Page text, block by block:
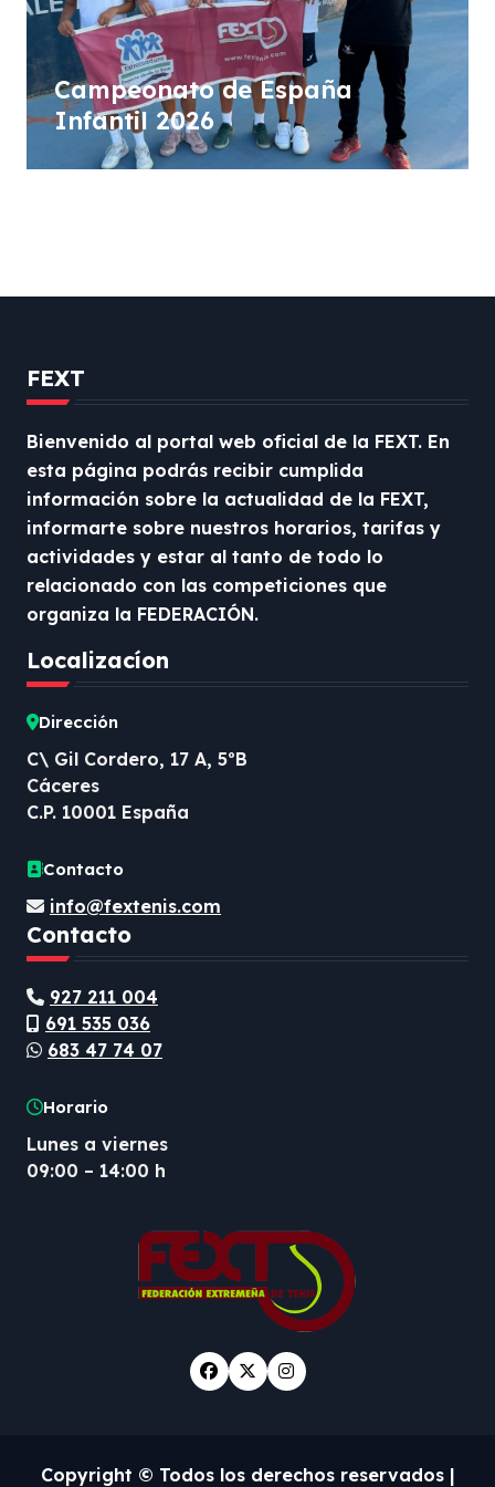
Campeonato de España
Infantil 2026
FEXT
Bienvenido al portal web oficial de la FEXT. En
esta página podrás recibir cumplida
información sobre la actualidad de la FEXT,
informarte sobre nuestros horarios, tarifas y
actividades y estar al tanto de todo lo
relacionado con las competiciones que
organiza la FEDERACIÓN.
Localizacíon
Dirección
C\ Gil Cordero, 17 A, 5ºB
Cáceres
C.P. 10001 España
Contacto
info@fextenis.com
Contacto
927 211 004
691 535 036
683 47 74 07
Horario
Lunes a viernes
09:00 – 14:00 h
Copyright © Todos los derechos reservados |